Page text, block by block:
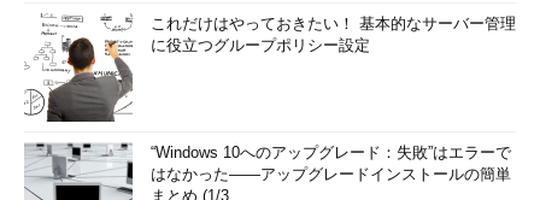
これだけはやっておきたい！ 基本的なサーバー管理
に役立つグループポリシー設定
“Windows 10へのアップグレード：失敗”はエラーで
はなかった――アップグレードインストールの簡単
まとめ (1/3...